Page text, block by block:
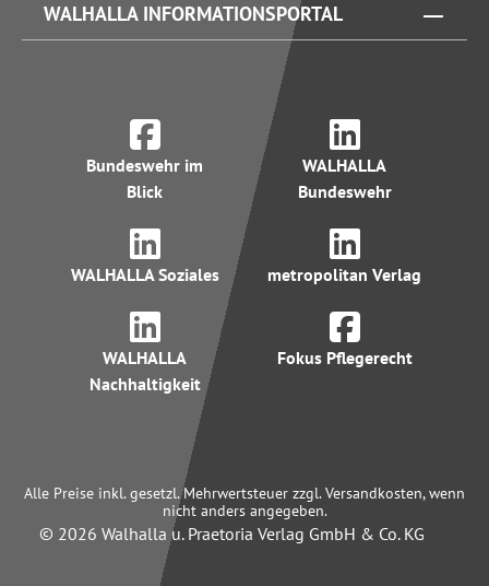
WALHALLA INFORMATIONSPORTAL
Bundeswehr im
Blick
WALHALLA
Bundeswehr
WALHALLA Soziales metropolitan Verlag
WALHALLA
Nachhaltigkeit
Fokus Pflegerecht
Alle Preise inkl. gesetzl. Mehrwertsteuer zzgl. Versandkosten, wenn
nicht anders angegeben.
© 2026 Walhalla u. Praetoria Verlag GmbH & Co. KG